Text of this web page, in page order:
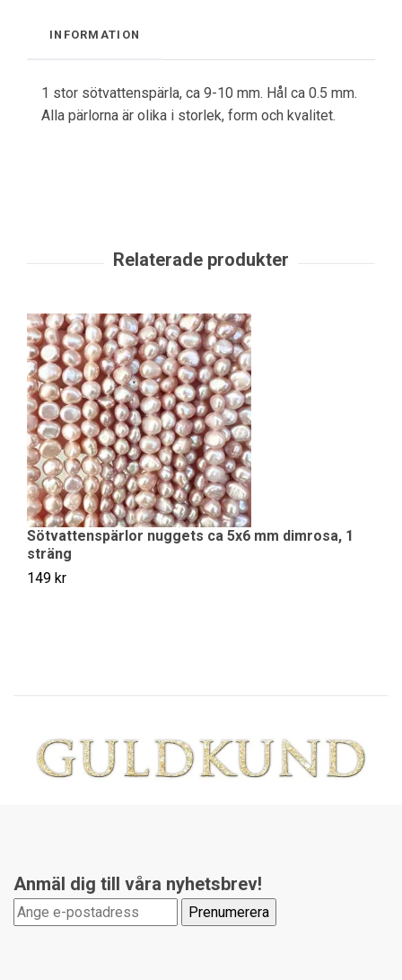
INFORMATION
1 stor sötvattenspärla, ca 9-10 mm. Hål ca 0.5 mm.
Alla pärlorna är olika i storlek, form och kvalitet.
Sötvattenspärlor nuggets ca 5x6 mm dimrosa, 1
sträng
149 kr
Anmäl dig till våra nyhetsbrev!